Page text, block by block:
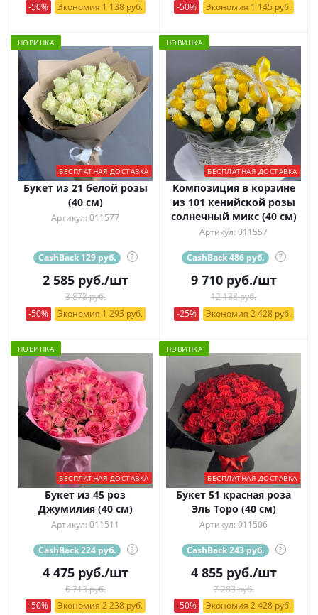
-50% Экономия 1 138 руб. -50% Экономия 1 145 руб.
НОВИНКА
БЕСПЛАТНАЯ ДОСТАВКА
Букет из 21 белой розы
(40 см)
Артикул: 011577
CashBack 129 руб. ?
2 585руб./шт
3 878 руб.
-50%
Экономия 1 293 руб.
НОВИНКА
БЕСПЛАТНАЯ ДОСТАВКА
Композиция в корзине
из 101 кенийской розы
солнечный микс (40 см)
Артикул: 011557
CashBack 486 руб. ?
9 710руб./шт
12 138 руб.
-25%
Экономия 2 428 руб.
НОВИНКА
БЕСПЛАТНАЯ ДОСТАВКА
Букет из 45 роз
Джумилия (40 см)
Артикул: 011511
CashBack 224 руб. ?
4 475руб./шт
6 713 руб.
-50%
Экономия 2 238 руб.
НОВИНКА
БЕСПЛАТНАЯ ДОСТАВКА
Букет 51 красная роза
Эль Торо (40 см)
Артикул: 011506
CashBack 243 руб. ?
4 855руб./шт
7 283 руб.
-50%
Экономия 2 428 руб.